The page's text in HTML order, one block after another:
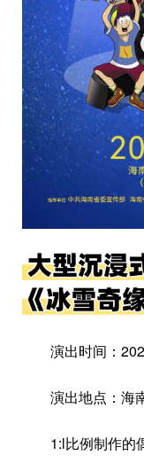
演出时间：
演出地点：海
1:l比例制作的偶